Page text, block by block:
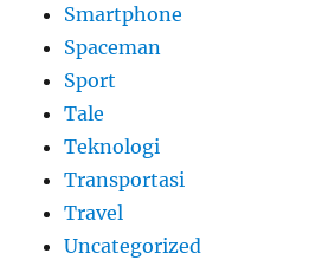
Smartphone
Spaceman
Sport
Tale
Teknologi
Transportasi
Travel
Uncategorized